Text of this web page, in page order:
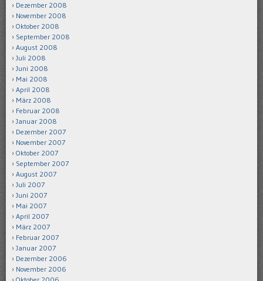
Dezember 2008
November 2008
Oktober 2008
September 2008
August 2008
Juli 2008
Juni 2008
Mai 2008
April 2008
März 2008
Februar 2008
Januar 2008
Dezember 2007
November 2007
Oktober 2007
September 2007
August 2007
Juli 2007
Juni 2007
Mai 2007
April 2007
März 2007
Februar 2007
Januar 2007
Dezember 2006
November 2006